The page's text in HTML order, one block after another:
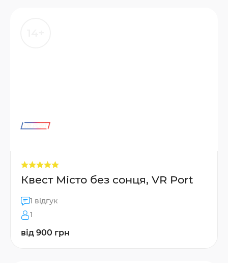
Квест Місто без сонця, VR Port
1 відгук
1
від 900 грн